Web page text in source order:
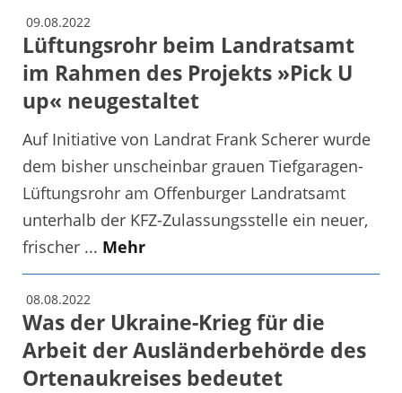
09.08.2022
Lüftungsrohr beim Landratsamt
im Rahmen des Projekts »Pick U
up« neugestaltet
Auf Initiative von Landrat Frank Scherer wurde
dem bisher unscheinbar grauen Tiefgaragen-
Lüftungsrohr am Offenburger Landratsamt
unterhalb der KFZ-Zulassungsstelle ein neuer,
frischer ... Mehr
08.08.2022
Was der Ukraine-Krieg für die
Arbeit der Ausländerbehörde des
Ortenaukreises bedeutet